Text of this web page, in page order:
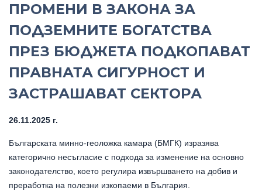
ПРОМЕНИ В ЗАКОНА ЗА
ПОДЗЕМНИТЕ БОГАТСТВА
ПРЕЗ БЮДЖЕТА ПОДКОПАВАТ
ПРАВНАТА СИГУРНОСТ И
ЗАСТРАШАВАТ СЕКТОРА
26.11.2025 г.
Българската минно-геоложка камара (БМГК) изразява
категорично несъгласие с подхода за изменение на основно
законодателство, което регулира извършването на добив и
преработка на полезни изкопаеми в България.